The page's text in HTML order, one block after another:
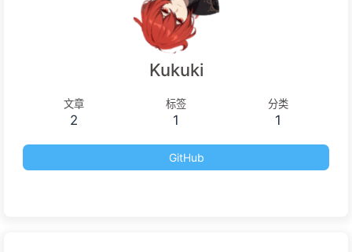
Kukuki
文章
2
标签
1
分类
1
GitHub